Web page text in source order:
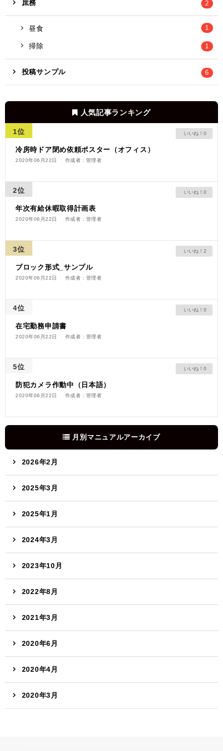
庶務 2
昼食 1
掃除 1
投稿サンプル 6
人気記事ランキング
0
1位
冷房時ドア閉め依頼ポスター（オフィス）
2020年06月22日 作成者 : 管理者
0
2位
年次有給休暇取得計画表
2020年06月22日 作成者 : 管理者
2
3位
ブロック形式_サンプル
2020年06月22日 作成者 : 管理者
0
4位
在宅勤務申請書
2020年06月22日 作成者 : 管理者
0
5位
防犯カメラ作動中（日本語）
2020年06月22日 作成者 : 管理者
月別マニュアルアーカイブ
2026年2月
2025年3月
2025年1月
2024年3月
2023年10月
2022年8月
2021年3月
2020年6月
2020年4月
2020年3月